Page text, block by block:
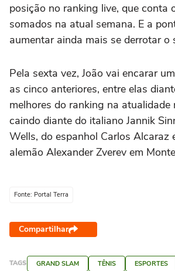
posição no ranking live, que conta
somados na atual semana. E a
aumentar ainda mais se derrotar o
Pela sexta vez, João vai encarar
as cinco anteriores, entre elas
melhores do ranking na atualidade
caindo diante do italiano Jannik
Wells, do espanhol Carlos Alcaraz
alemão Alexander Zverev em
Fonte: Portal Terra
Compartilhar
TAGS GRAND SLAM TÊNIS ESPORTES